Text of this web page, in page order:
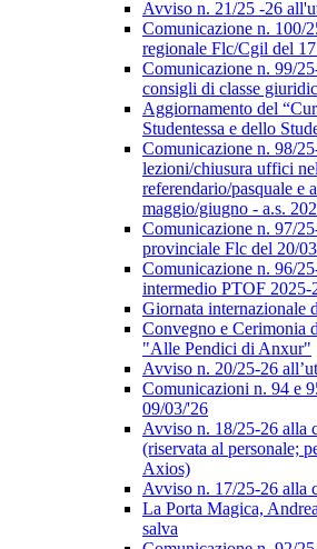
Avviso n. 21/25 -26
Comunicazione n. 100/
regionale Flc/Cgil del
Comunicazione n. 99/
consigli di classe
Aggiornamento del
Studentessa e dello
Comunicazione n. 98/
lezioni/chiusura uffici
referendario/pasquale e
maggio/giugno - a.s.
Comunicazione n. 97/
provinciale Flc del 20/
Comunicazione n. 96/
intermedio PTOF 2025-
Giornata internazionale
Convegno e Cerimonia
"Alle Pendici di Anxur"
Avviso n. 20/25-26
Comunicazioni n. 94 e
09/03/'26
Avviso n. 18/25-26 alla
(riservata al personale;
Axios)
Avviso n. 17/25-26 alla
La Porta Magica,
salva